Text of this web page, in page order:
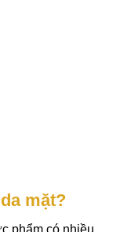
mặt?
phẩm có nhiều